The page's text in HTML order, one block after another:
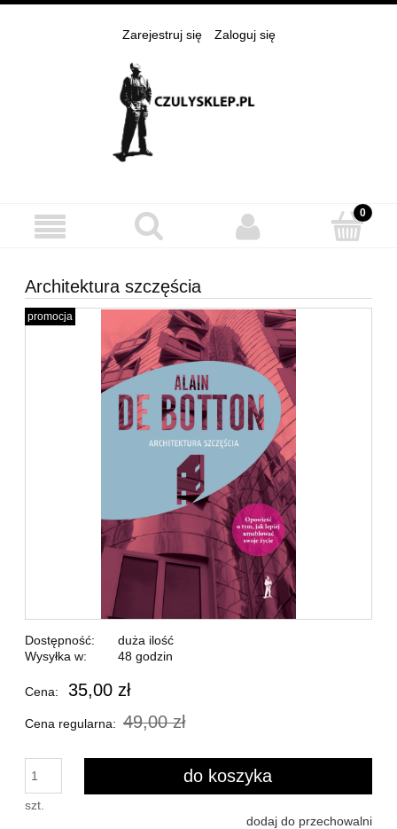
Zarejestruj się Zaloguj się
Architektura szczęścia
promocja
Dostępność:
duża ilość
Wysyłka w:
48 godzin
Cena: 35,00 zł
Cena regularna: 49,00 zł
szt.
do koszyka
dodaj do przechowalni